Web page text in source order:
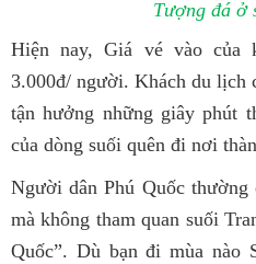
Tượng đá ở
Hiện nay, Giá vé vào của
3.000đ/ người. Khách du lịch
tận hưởng những giây phút
của dòng suối quên đi nơi
Người dân Phú Quốc thường
mà không tham quan suối
Quốc”. Dù bạn đi mùa nào